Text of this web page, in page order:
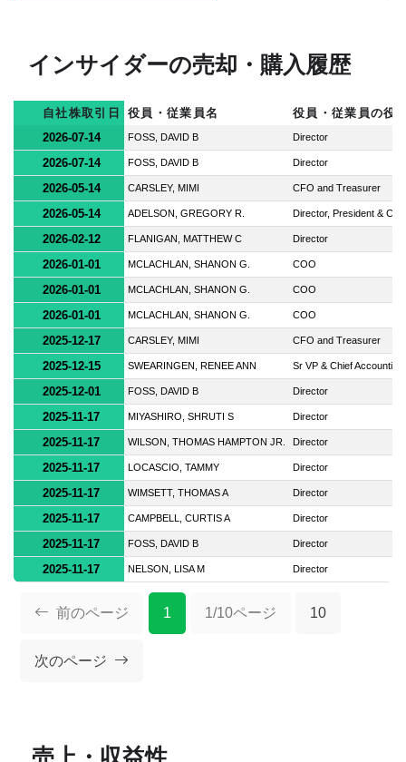
インサイダーの売却・購入履歴
自社株取引日 役員・従業員名
役員・従業員の役
2026-07-14
FOSS, DAVID B Director
2026-07-14 FOSS, DAVID B Director
2026-05-14 CARSLEY, MIMI CFO and Treasurer
2026-05-14 ADELSON, GREGORY R. Director, President &
2026-02-12 FLANIGAN, MATTHEW C Director
2026-01-01 MCLACHLAN, SHANON G. COO
2026-01-01 MCLACHLAN, SHANON G. COO
2026-01-01 MCLACHLAN, SHANON G. COO
2025-12-17 CARSLEY, MIMI CFO and Treasurer
2025-12-15 SWEARINGEN, RENEE ANN Sr VP & Chief Accounting
2025-12-01 FOSS, DAVID B Director
2025-11-17 MIYASHIRO, SHRUTI S Director
2025-11-17 WILSON, THOMAS HAMPTON JR. Director
2025-11-17 LOCASCIO, TAMMY Director
2025-11-17 WIMSETT, THOMAS A Director
2025-11-17 CAMPBELL, CURTIS A Director
2025-11-17 FOSS, DAVID B Director
2025-11-17 NELSON, LISA M Director
前のページ 1 1/10ページ 10
次のページ
売上・収益性